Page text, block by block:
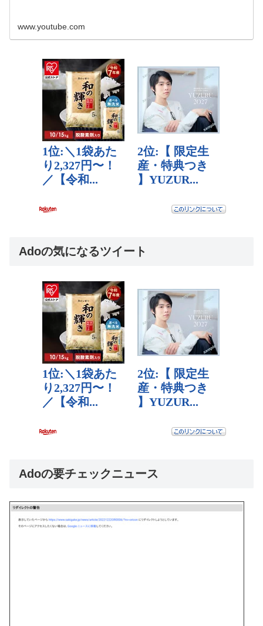
www.youtube.com
Adoの気になるツイート
Adoの要チェックニュース